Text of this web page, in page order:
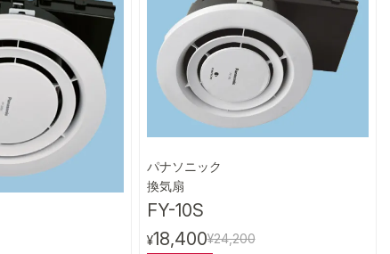
パナソニック
換気扇
FY-10S
¥18,400¥24,200